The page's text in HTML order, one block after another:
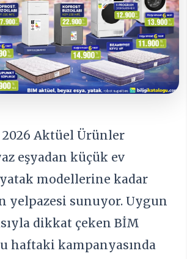
2026 Aktüel Ürünler
eşyadan küçük ev
modellerine kadar
yelpazesi sunuyor. Uygun
dikkat çeken BİM
haftaki kampanyasında